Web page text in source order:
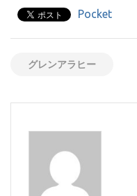
Pocket
グレンアラヒー